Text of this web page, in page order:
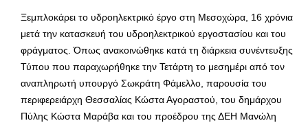
Ξεμπλοκάρει το υδροηλεκτρικό έργο στη Μεσοχώρα, 16 χρόνια
μετά την κατασκευή του υδροηλεκτρικού εργοστασίου και του
φράγματος. Όπως ανακοινώθηκε κατά τη διάρκεια συνέντευξης
Τύπου που παραχωρήθηκε την Τετάρτη το μεσημέρι από τον
αναπληρωτή υπουργό Σωκράτη Φάμελλο, παρουσία του
περιφερειάρχη Θεσσαλίας Κώστα Αγοραστού, του δημάρχου
Πύλης Κώστα Μαράβα και του προέδρου της ΔΕΗ Μανώλη